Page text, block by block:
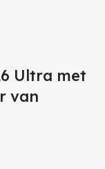
Ultra met
van